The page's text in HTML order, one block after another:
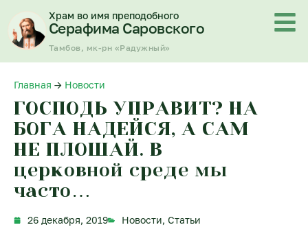
содержимому
Храм во имя преподобного
Серафима Саровского
Тамбов, мк-рн «Радужный»
Главная → Новости
ГОСПОДЬ УПРАВИТ? НА
БОГА НАДЕЙСЯ, А САМ
НЕ ПЛОШАЙ. В
церковной среде мы
часто…
26 декабря, 2019 Новости, Статьи